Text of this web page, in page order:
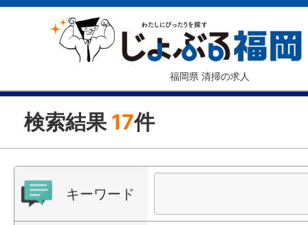
福岡県 清掃の求人
検索結果 17件
キーワード